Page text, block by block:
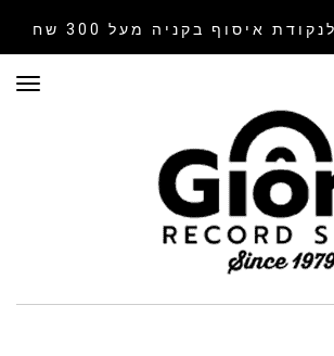
איסוף בקניה מעל 300 שח